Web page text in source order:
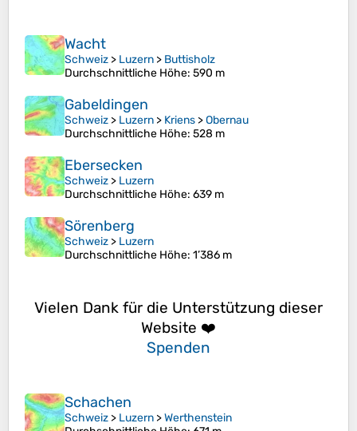
Wacht
Schweiz > Luzern > Buttisholz
Durchschnittliche Höhe: 590 m
Gabeldingen
Schweiz > Luzern > Kriens >Obernau
Durchschnittliche Höhe: 528 m
Ebersecken
Schweiz > Luzern
Durchschnittliche Höhe: 639 m
Sörenberg
Schweiz > Luzern
Durchschnittliche Höhe: 1’386 m
Vielen Dank für die Unterstützung dieser
Website ❤️
Spenden
Schachen
Schweiz > Luzern >Werthenstein